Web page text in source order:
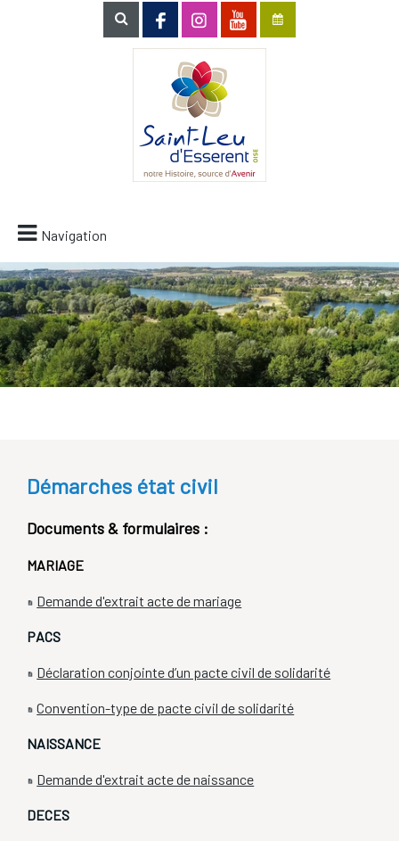
Navigation
Démarches état civil
Documents & formulaires :
MARIAGE
Demande d'extrait acte de mariage
PACS
Déclaration conjointe d’un pacte civil de solidarité
Convention-type de pacte civil de solidarité
NAISSANCE
Demande d'extrait acte de naissance
DECES